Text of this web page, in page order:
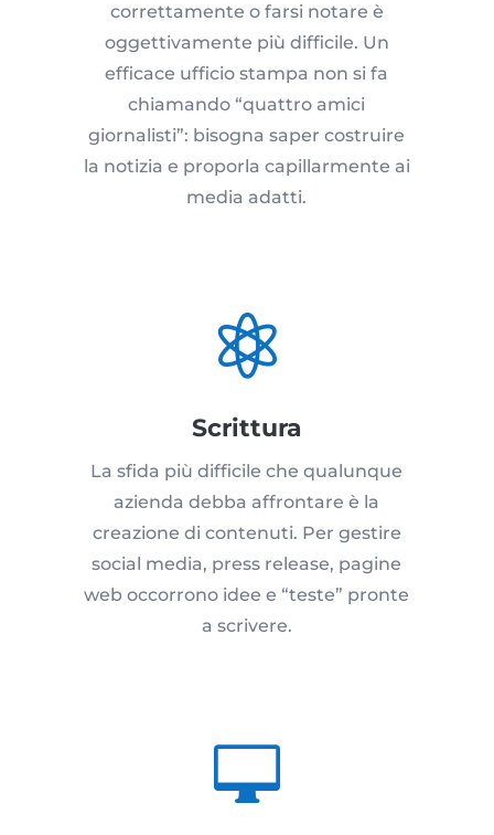
correttamente o farsi notare è
oggettivamente più difficile. Un
efficace ufficio stampa non si fa
chiamando “quattro amici
giornalisti”: bisogna saper costruire
la notizia e proporla capillarmente ai
media adatti.

Scrittura
La sfida più difficile che qualunque
azienda debba affrontare è la
creazione di contenuti. Per gestire
social media, press release, pagine
web occorrono idee e “teste” pronte
a scrivere.
